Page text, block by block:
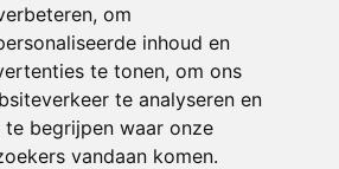
om
inhoud en
te tonen, om ons
te analyseren en
te begrijpen waar onze
vandaan komen.
en Paul De Leeuw